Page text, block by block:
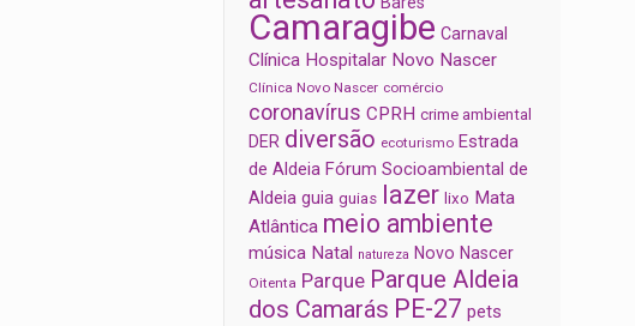
Camaragibe Carnaval
Clínica Hospitalar Novo Nascer
Clínica Novo Nascer comércio
coronavírus CPRH crime ambiental
DER diversão ecoturismo Estrada
de Aldeia Fórum Socioambiental de
Aldeia guia guias lazer lixo Mata
Atlântica meio ambiente
música Natal natureza Novo Nascer
Oitenta Parque Parque Aldeia
dos Camarás PE-27 pets